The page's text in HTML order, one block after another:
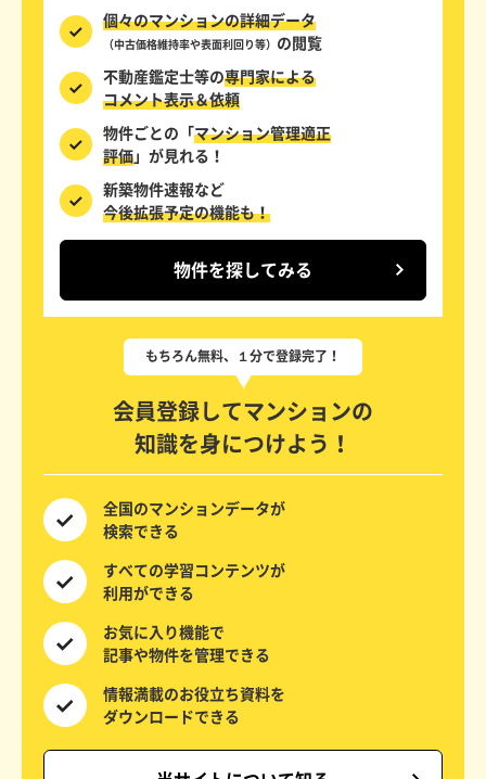
個々のマンションの詳細データ
（中古価格維持率や表面利回り等） の閲覧
不動産鑑定士等の専門家による
コメント表示＆依頼
物件ごとの「マンション管理適正
評価」が見れる！
新築物件速報など
今後拡張予定の機能も！
物件を探してみる
会員登録してマンションの
知識を身につけよう！
全国のマンションデータが
検索できる
すべての学習コンテンツが
利用ができる
お気に入り機能で
記事や物件を管理できる
情報満載のお役立ち資料を
ダウンロードできる